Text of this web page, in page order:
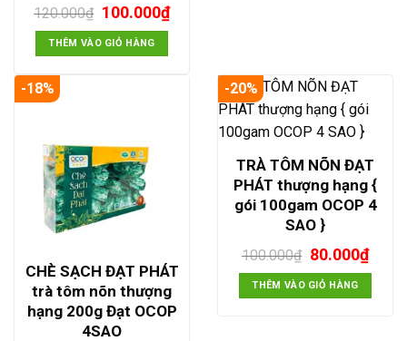
120.000₫ Giá
gốc
là:
120.000₫.
100.000₫Giá
hiện
100.000₫.
THÊM VÀO GIỎ HÀNG
-18%
CHÈ SẠCH ĐẠT PHÁT
trà tôm nõn thượng
hạng 200g Đạt OCOP
4SAO
-20%
TRÀ TÔM NÕN ĐẠT
PHÁT thượng hạng {
gói 100gam OCOP 4
SAO }
100.000₫ Giá
gốc
là:
100.000₫.
80.000₫Giá
hiện
là:
THÊM VÀO GIỎ HÀNG